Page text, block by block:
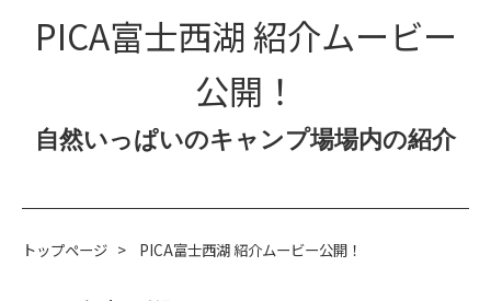
PICA富士西湖 紹介ムービー
公開！
自然いっぱいのキャンプ場場内の紹介
トップページ > PICA富士西湖 紹介ムービー公開！